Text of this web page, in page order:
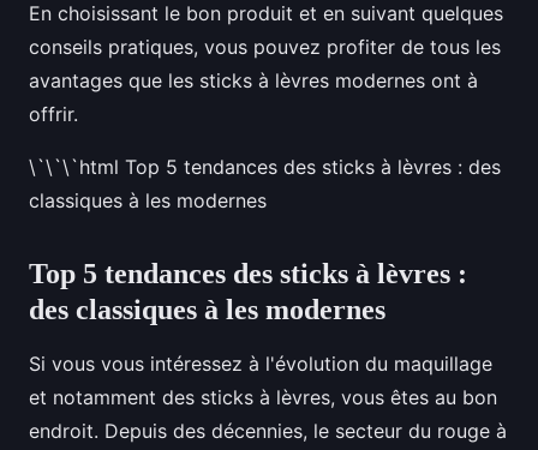
En choisissant le bon produit et en suivant quelques
conseils pratiques, vous pouvez profiter de tous les
avantages que les sticks à lèvres modernes ont à
offrir.
\`\`\`html Top 5 tendances des sticks à lèvres : des
classiques à les modernes
Top 5 tendances des sticks à lèvres :
des classiques à les modernes
Si vous vous intéressez à l'évolution du maquillage
et notamment des sticks à lèvres, vous êtes au bon
endroit. Depuis des décennies, le secteur du rouge à